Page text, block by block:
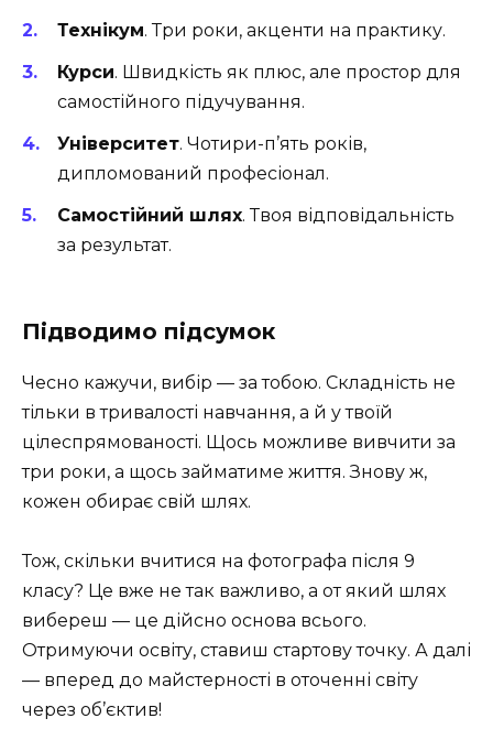
Технікум. Три роки, акценти на практику.
Курси. Швидкість як плюс, але простор для
самостійного підучування.
Університет. Чотири-п’ять років,
дипломований професіонал.
Самостійний шлях. Твоя відповідальність
за результат.
Підводимо підсумок
Чесно кажучи, вибір — за тобою. Складність не
тільки в тривалості навчання, а й у твоїй
цілеспрямованості. Щось можливе вивчити за
три роки, а щось займатиме життя. Знову ж,
кожен обирає свій шлях.
Тож, скільки вчитися на фотографа після 9
класу? Це вже не так важливо, а от який шлях
вибереш — це дійсно основа всього.
Отримуючи освіту, ставиш стартову точку. А далі
— вперед до майстерності в оточенні світу
через об’єктив!